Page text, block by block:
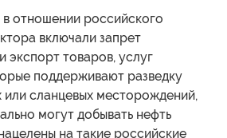
отношении российского
включали запрет
экспорт товаров, услуг
поддерживают разведку
сланцевых месторождений,
могут добывать нефть
на такие российские